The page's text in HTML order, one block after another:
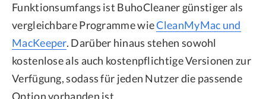
Funktionsumfangs ist BuhoCleaner günstiger als
vergleichbare Programme wieCleanMyMac und
MacKeeper. Darüber hinaus stehen sowohl
kostenlose als auch kostenpflichtige Versionen zur
Verfügung, sodass für jeden Nutzer die passende
Option vorhanden ist.